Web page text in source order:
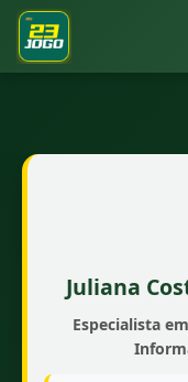
Juliana
Especialista